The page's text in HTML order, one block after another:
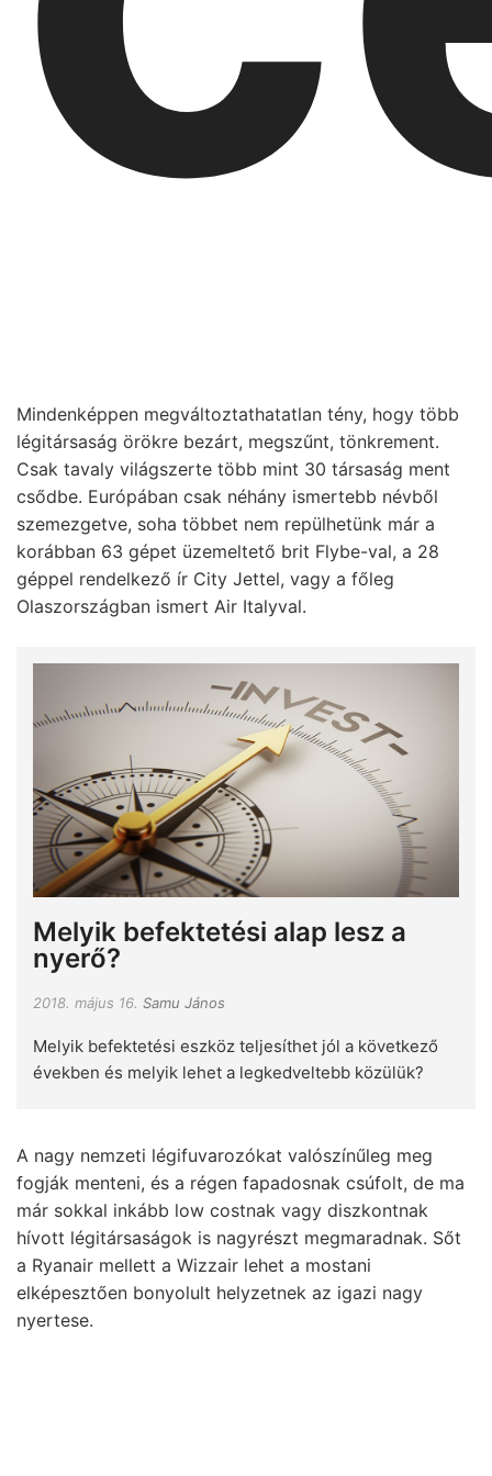
Mindenképpen megváltoztathatatlan tény, hogy több
légitársaság örökre bezárt, megszűnt, tönkrement.
Csak tavaly világszerte több mint 30 társaság ment
csődbe. Európában csak néhány ismertebb névből
szemezgetve, soha többet nem repülhetünk már a
korábban 63 gépet üzemeltető brit Flybe-val, a 28
géppel rendelkező ír City Jettel, vagy a főleg
Olaszországban ismert Air Italyval.
Melyik befektetési alap lesz a
nyerő?
2018. május 16. Samu János
Melyik befektetési eszköz teljesíthet jól a következő
években és melyik lehet a legkedveltebb közülük?
A nagy nemzeti légifuvarozókat valószínűleg meg
fogják menteni, és a régen fapadosnak csúfolt, de ma
már sokkal inkább low costnak vagy diszkontnak
hívott légitársaságok is nagyrészt megmaradnak. Sőt
a Ryanair mellett a Wizzair lehet a mostani
elképesztően bonyolult helyzetnek az igazi nagy
nyertese.